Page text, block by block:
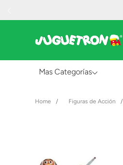
Mas Categorías
Figuras de Acción